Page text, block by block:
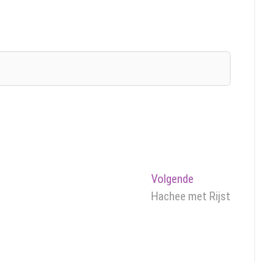
Volgende
bericht:
Hachee met Rijst